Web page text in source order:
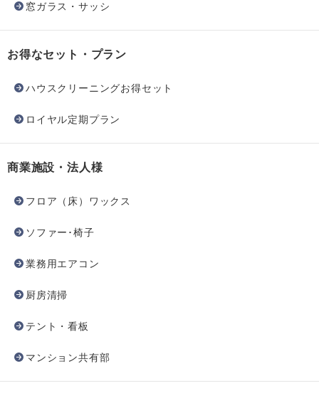
窓ガラス・サッシ
お得なセット・プラン
ハウスクリーニングお得セット
ロイヤル定期プラン
商業施設・法人様
フロア（床）ワックス
ソファー･椅子
業務用エアコン
厨房清掃
テント・看板
マンション共有部